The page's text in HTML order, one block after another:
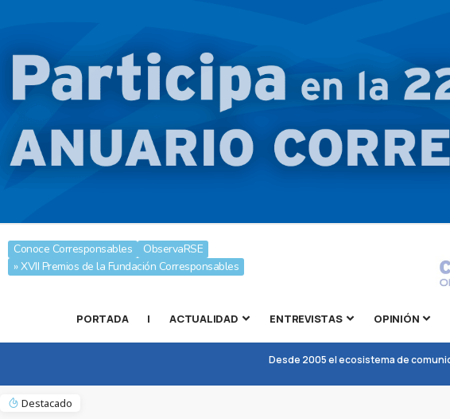
Conoce Corresponsables
ObservaRSE
» XVII Premios de la Fundación Corresponsables
PORTADA | ACTUALIDAD ENTREVISTAS OPINIÓN
Desde 2005 el ecosistema de
Destacado